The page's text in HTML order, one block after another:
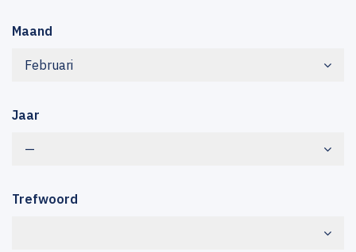
Maand
Februari
Jaar
—
Trefwoord